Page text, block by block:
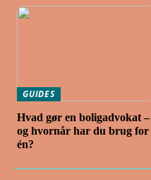
GUIDES
Hvad gør en boligadvokat –
og hvornår har du brug for
én?